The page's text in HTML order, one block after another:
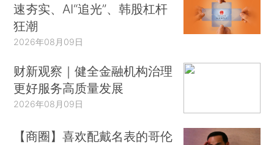
速夯实、AI“追光”、韩股杠杆
狂潮
2026年08月09日
财新观察｜健全金融机构治理
更好服务高质量发展
2026年08月09日
【商圈】喜欢配戴名表的哥伦